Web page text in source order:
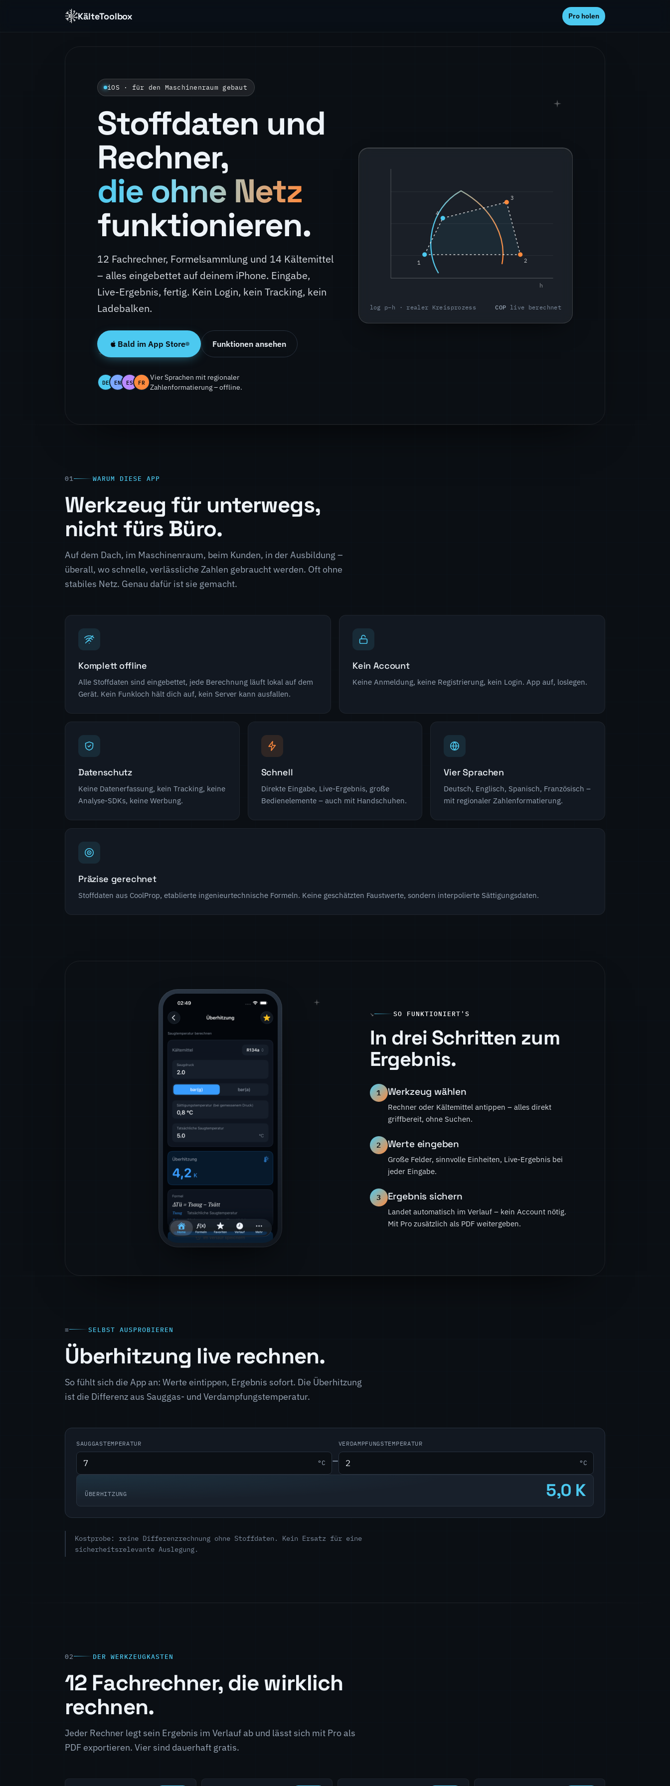
KälteToolbox Pro holen
iOS · für den Maschinenraum gebaut
Stoffdaten und
Rechner,
die ohne Netz
funktionieren.
12 Fachrechner, Formelsammlung und 14 Kältemittel
– alles eingebettet auf deinem iPhone. Eingabe,
Live-Ergebnis, fertig. Kein Login, kein Tracking, kein
Ladebalken.
Bald im App Store Funktionen ansehen
DE EN ES FR
Vier Sprachen mit regionaler
Zahlenformatierung – offline.
h
1 2
3
4
log p–h · realer Kreisprozess COP live berechnet
WARUM DIESE APP
Werkzeug für unterwegs,
nicht fürs Büro.
Auf dem Dach, im Maschinenraum, beim Kunden, in der Ausbildung –
überall, wo schnelle, verlässliche Zahlen gebraucht werden. Oft ohne
stabiles Netz. Genau dafür ist sie gemacht.
Komplett offline
Alle Stoffdaten sind eingebettet, jede Berechnung läuft lokal auf dem
Gerät. Kein Funkloch hält dich auf, kein Server kann ausfallen.
Kein Account
Keine Anmeldung, keine Registrierung, kein Login. App auf, loslegen.
Datenschutz
Keine Datenerfassung, kein Tracking, keine
Analyse-SDKs, keine Werbung.
Schnell
Direkte Eingabe, Live-Ergebnis, große
Bedienelemente – auch mit Handschuhen.
Vier Sprachen
Deutsch, Englisch, Spanisch, Französisch –
mit regionaler Zahlenformatierung.
Präzise gerechnet
Stoffdaten aus CoolProp, etablierte ingenieurtechnische Formeln. Keine geschätzten Faustwerte, sondern interpolierte Sättigungsdaten.
SO FUNKTIONIERT'S
In drei Schritten zum
Ergebnis.
1 Werkzeug wählen
Rechner oder Kältemittel antippen – alles direkt
griffbereit, ohne Suchen.
2 Werte eingeben
Große Felder, sinnvolle Einheiten, Live-Ergebnis bei
jeder Eingabe.
3 Ergebnis sichern
Landet automatisch im Verlauf – kein Account nötig.
Mit Pro zusätzlich als PDF weitergeben.
SELBST AUSPROBIEREN
Überhitzung live rechnen.
So fühlt sich die App an: Werte eintippen, Ergebnis sofort. Die Überhitzung
ist die Differenz aus Sauggas- und Verdampfungstemperatur.
SAUGGASTEMPERATUR
°C −
VERDAMPFUNGSTEMPERATUR
°C
ÜBERHITZUNG 5,0 K
Kostprobe: reine Differenzrechnung ohne Stoffdaten. Kein Ersatz für eine
sicherheitsrelevante Auslegung.
DER WERKZEUGKASTEN
12 Fachrechner, die wirklich
rechnen.
Jeder Rechner legt sein Ergebnis im Verlauf ab und lässt sich mit Pro als
PDF exportieren. Vier sind dauerhaft gratis.